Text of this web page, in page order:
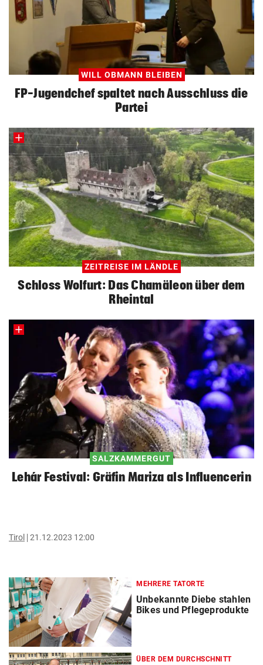
WILL OBMANN BLEIBEN
FP-Jugendchef spaltet nach Ausschluss die
Partei
ZEITREISE IM LÄNDLE
Schloss Wolfurt: Das Chamäleon über dem
Rheintal
SALZKAMMERGUT
Lehár Festival: Gräfin Mariza als Influencerin
Tirol 21.12.2023 12:00
MEHRERE TATORTE
Unbekannte Diebe stahlen
Bikes und Pflegeprodukte
ÜBER DEM DURCHSCHNITT